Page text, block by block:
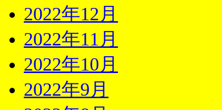
2022年12月
2022年11月
2022年10月
2022年9月